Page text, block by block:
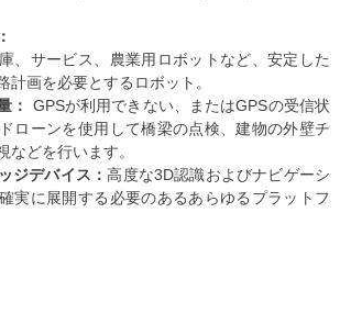
、サービス、農業用ロボットなど、安定した
計画を必要とするロボット。
：
GPSが利用できない、またはGPSの受信状
ローンを使用して橋梁の点検、建物の外壁チ
などを行います。
ジデバイス：高度な3D認識およびナビゲーシ
実に展開する必要のあるあらゆるプラットフ